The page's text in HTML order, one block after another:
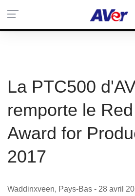
La PTC500
remporte le
Award for
2017
Waddinxveen, Pays-Bas - 28 avril